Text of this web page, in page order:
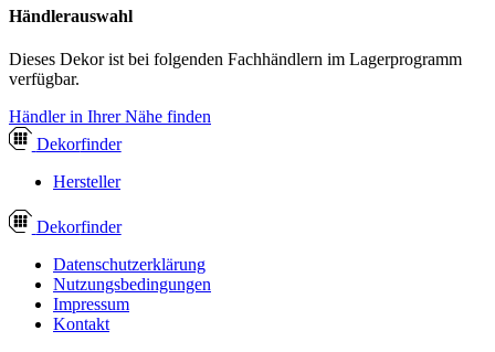
Händlerauswahl
Dieses Dekor ist bei folgenden Fachhändlern im Lagerprogramm
verfügbar.
Händler in Ihrer Nähe finden
Dekorfinder
Hersteller
Dekorfinder
Datenschutzerklärung
Nutzungsbedingungen
Impressum
Kontakt